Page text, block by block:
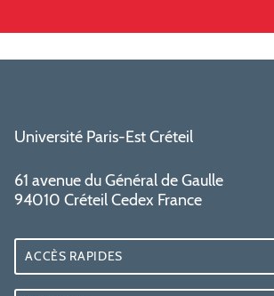
Université Paris-Est Créteil
61 avenue du Général de Gaulle
94010 Créteil Cedex France
ACCÈS RAPIDES